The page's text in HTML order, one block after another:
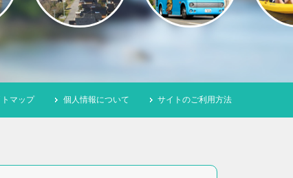
マップ 個人情報について サイトのご利用方法